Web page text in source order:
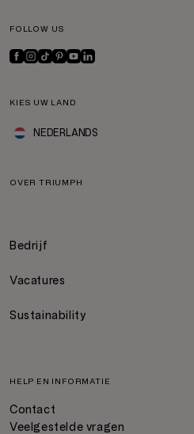
FOLLOW US
KIES UW LAND
NEDERLANDS
OVER TRIUMPH
Bedrijf
Vacatures
Sustainability
HELP EN INFORMATIE
Contact
Veelgestelde vragen